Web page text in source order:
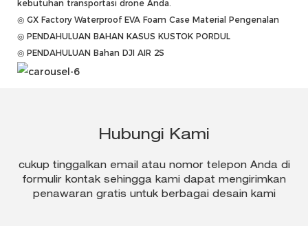
kebutuhan transportasi drone Anda.
◎ GX Factory Waterproof EVA Foam Case Material Pengenalan
◎ PENDAHULUAN BAHAN KASUS KUSTOK PORDUL
◎ PENDAHULUAN Bahan DJI AIR 2S
Hubungi Kami
cukup tinggalkan email atau nomor telepon Anda di
formulir kontak sehingga kami dapat mengirimkan
penawaran gratis untuk berbagai desain kami